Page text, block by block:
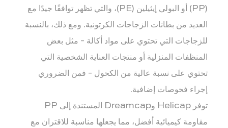
(PP) أو البولي إيثيلين (PE)، والتي تظهر توافقًا جيدًا مع
العديد من بطانات الزجاجات الكرتونية. ومع ذلك، بالنسبة
للزجاجات التي تحتوي على مواد أكالة - مثل بعض
المنظفات المنزلية أو منتجات العناية الشخصية التي
تحتوي على نسبة عالية من الكحول - فمن الضروري
إجراء فحوصات إضافية.
توفر Helicap وDreamcap المستندة إلى PP
مقاومة كيميائية أفضل، مما يجعلها مناسبة للاقتران مع